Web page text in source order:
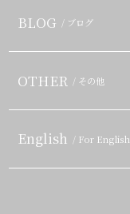
BLOG / ブログ
OTHER / その他
English / For English